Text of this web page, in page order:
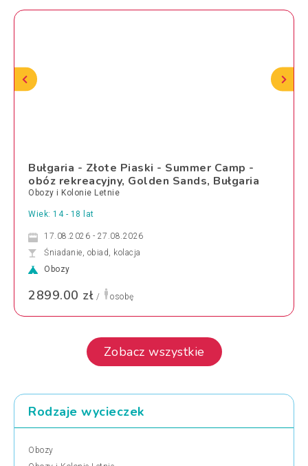
Bułgaria - Złote Piaski - Summer Camp -
obóz rekreacyjny, Golden Sands, Bułgaria
Obozy i Kolonie Letnie
Wiek: 14 - 18 lat
17.08.2026 - 27.08.2026
Śniadanie, obiad, kolacja
Obozy
2899.00 zł / osobę
Zobacz wszystkie
Rodzaje wycieczek
Obozy